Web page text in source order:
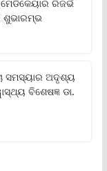
ରିଜର୍ଭ
ଶୁଭାରମ୍ଭ
ସମସ୍ୟାର ଅଦୃଶ୍ୟ
ବିଶେଷଜ୍ଞ ଡା.